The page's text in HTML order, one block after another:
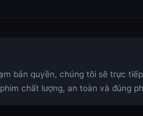
bản quyền, chúng tôi sẽ trực
chất lượng, an toàn và đúng